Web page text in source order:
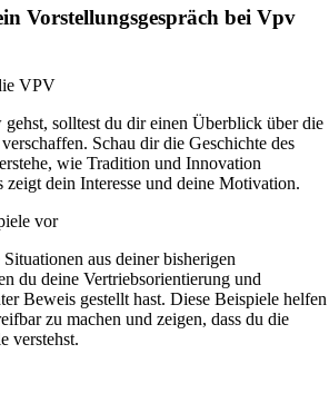
Vorstellungsgespräch bei Vpv
VPV
solltest du dir einen Überblick über die
Schau dir die Geschichte des
wie Tradition und Innovation
zeigt dein Interesse und deine Motivation.
vor
aus deiner bisherigen
du deine Vertriebsorientierung und
Beweis gestellt hast. Diese Beispiele helfen
zu machen und zeigen, dass du die
verstehst.